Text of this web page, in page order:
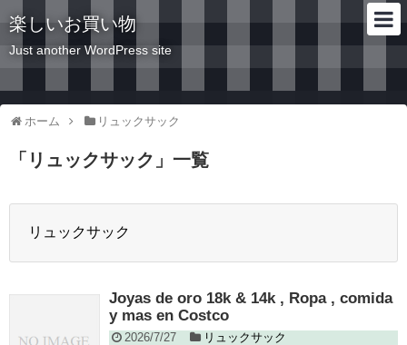
楽しいお買い物
Just another WordPress site
ホーム リュックサック
「 リュックサック 」 一覧
リュックサック
Joyas de oro 18k & 14k , Ropa , comida
y mas en Costco
2026/7/27
リュックサック